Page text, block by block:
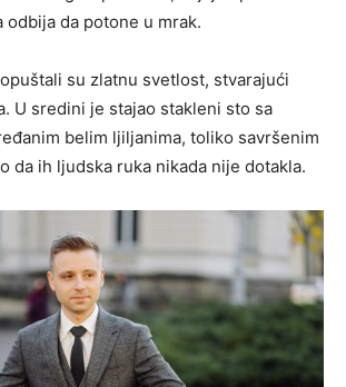
odbija da potone u mrak.
su zlatnu svetlost, stvarajući
U sredini je stajao stakleni sto sa
belim ljiljanima, toliko savršenim
da ih ljudska ruka nikada nije dotakla.